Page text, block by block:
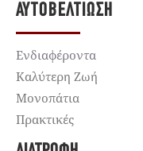
ΑΥΤΟΒΕΛΤΊΩΣΗ
Ενδιαφέροντα
Καλύτερη Ζωή
Μονοπάτια
Πρακτικές